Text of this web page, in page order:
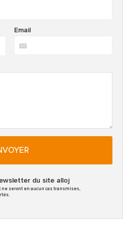
Email
du site alloj
seront en aucun cas transmises,